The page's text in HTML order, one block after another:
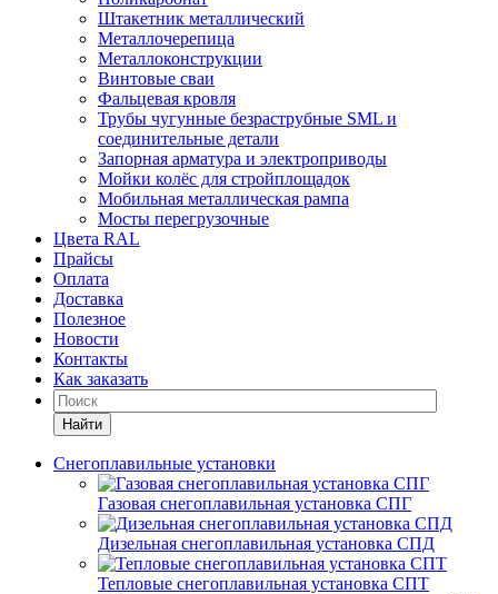
Штакетник металлический
Металлочерепица
Металлоконструкции
Винтовые сваи
Фальцевая кровля
Трубы чугунные безраструбные SML и
соединительные детали
Запорная арматура и электроприводы
Мойки колёс для стройплощадок
Мобильная металлическая рампа
Мосты перегрузочные
Цвета RAL
Прайсы
Оплата
Доставка
Полезное
Новости
Контакты
Как заказать
Найти
Снегоплавильные установки
Газовая снегоплавильная установка СПГ
Дизельная снегоплавильная установка СПД
Тепловые снегоплавильная установка СПТ